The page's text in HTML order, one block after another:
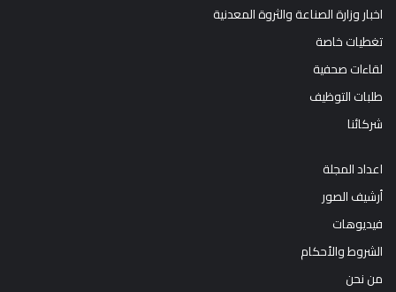
اخبار وزارة الصناعة والثروة المعدنية
تغطيات خاصة
لقاءات صحفية
طلبات التوظيف
شركائنا
اعداد المجلة
أرشيف الصور
فيديوهات
الشروط والأحكام
من نحن